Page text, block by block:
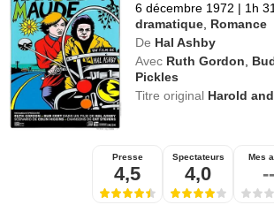
6 décembre 1972 | 1h
dramatique Romance
De Hal Ashby
Avec Ruth Gordon
Pickles
Titre original Harold
Presse
4,5
Spectateurs
4,0
Mes
--